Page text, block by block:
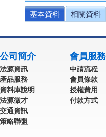
基本資料 相關資料
公司簡介
法源資訊
產品服務
資料庫說明
法源徵才
交通資訊
策略聯盟
會員服務
申請流程
會員條款
授權費用
付款方式